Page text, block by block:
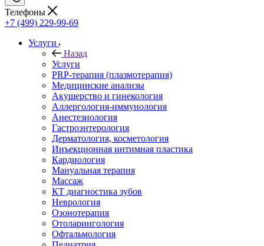
Телефоны
+7 (499) 229-99-69
Услуги
Назад
Услуги
PRP-терапия (плазмотерапия)
Медицинские анализы
Акушерство и гинекология
Аллергология-иммунология
Анестезиология
Гастроэнтерология
Дерматология, косметология
Инъекционная интимная пластика
Кардиология
Мануальная терапия
Массаж
КТ диагностика зубов
Неврология
Озонотерапия
Отоларингология
Офтальмология